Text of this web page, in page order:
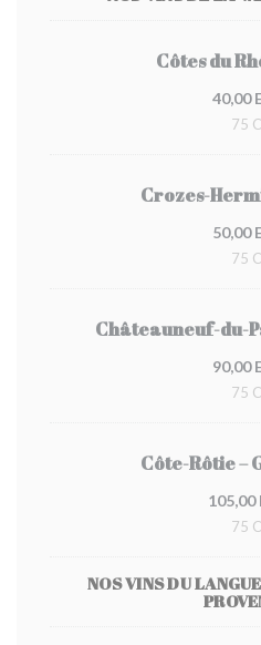
Côtes du
40,00
75
Crozes-
50,00
75
Châteauneuf-du-
90,00
75
Côte-Rôtie –
105,00
75
NOS VINS DU